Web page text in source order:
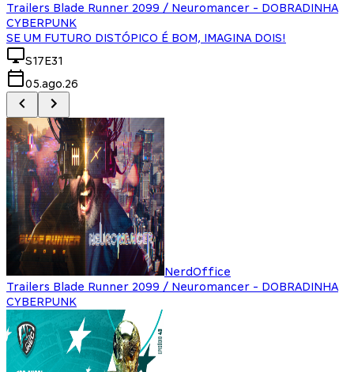
Trailers Blade Runner 2099 / Neuromancer - DOBRADINHA
CYBERPUNK
SE UM FUTURO DISTÓPICO É BOM, IMAGINA DOIS!
S17E31
05.ago.26
NerdOffice
Trailers Blade Runner 2099 / Neuromancer - DOBRADINHA
CYBERPUNK